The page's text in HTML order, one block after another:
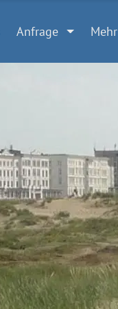
Anfrage Mehr